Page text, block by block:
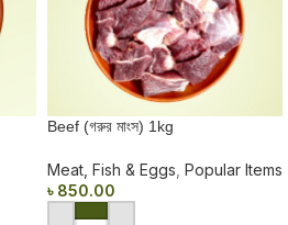
Beef (গরুর মাংস) 1kg
Meat, Fish & Eggs Popular Items
৳ 850.00